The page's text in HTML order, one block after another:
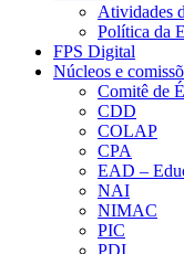
Atividades
Política da
FPS Digital
Núcleos e
Comitê de
CDD
COLAP
CPA
EAD –
NAI
NIMAC
PIC
PDI